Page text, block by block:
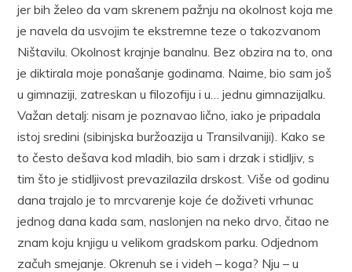
jer bih želeo da vam skrenem pažnju na okolnost koja me
je navela da usvojim te ekstremne teze o takozvanom
Ništavilu. Okolnost krajnje banalnu. Bez obzira na to, ona
je diktirala moje ponašanje godinama. Naime, bio sam još
u gimnaziji, zatreskan u filozofiju i u… jednu gimnazijalku.
Važan detalj: nisam je poznavao lično, iako je pripadala
istoj sredini (sibinjska buržoazija u Transilvaniji). Kako se
to često dešava kod mladih, bio sam i drzak i stidljiv, s
tim što je stidljivost prevazilazila drskost. Više od godinu
dana trajalo je to mrcvarenje koje će doživeti vrhunac
jednog dana kada sam, naslonjen na neko drvo, čitao ne
znam koju knjigu u velikom gradskom parku. Odjednom
začuh smejanje. Okrenuh se i videh – koga? Nju – u